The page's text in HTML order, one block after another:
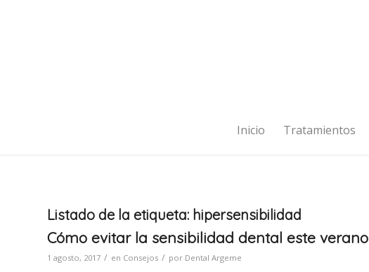
Inicio Tratamientos
Listado de la etiqueta: hipersensibilidad
Cómo evitar la sensibilidad dental este verano
1 agosto, 2017 / en Consejos / por Dental Argeme